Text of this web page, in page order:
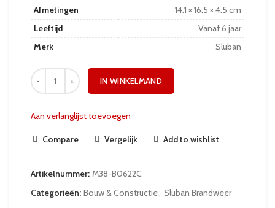
Afmetingen
14.1 × 16.5 × 4.5 cm
Leeftijd
Vanaf 6 jaar
Merk
Sluban
IN WINKELMAND
Aan verlanglijst toevoegen
Compare Vergelijk Add to wishlist
Artikelnummer: M38-B0622C
Categorieën: Bouw & Constructie Sluban Brandweer